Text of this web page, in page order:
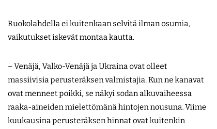
Ruokolahdella ei kuitenkaan selvitä ilman osumia,
vaikutukset iskevät montaa kautta.
– Venäjä, Valko-Venäjä ja Ukraina ovat olleet
massiivisia perusteräksen valmistajia. Kun ne kanavat
ovat menneet poikki, se näkyi sodan alkuvaiheessa
raaka-aineiden mielettömänä hintojen nousuna. Viime
kuukausina perusteräksen hinnat ovat kuitenkin